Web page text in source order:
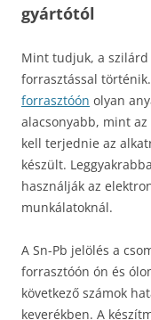
gyártótól
Mint tudjuk, a szilárd
forrasztással
forrasztóón olyan
alacsonyabb, mint az
kell terjednie az
készült.
használják az
munkálatoknál.
A Sn-Pb jelölés a
forrasztóón ón és
következő számok
keverékben. A